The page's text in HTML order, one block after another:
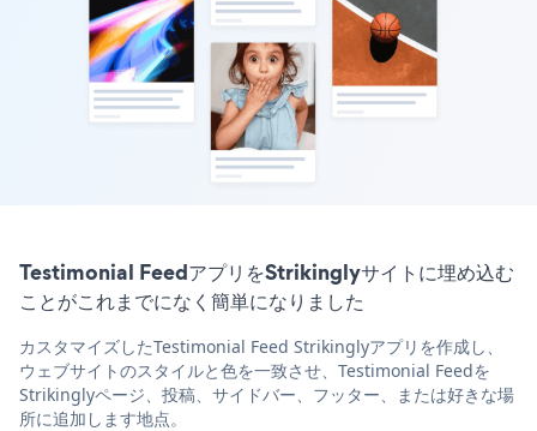
Testimonial FeedアプリをStrikinglyサイトに埋め込む
ことがこれまでになく簡単になりました
カスタマイズしたTestimonial Feed Strikinglyアプリを作成し、
ウェブサイトのスタイルと色を一致させ、Testimonial Feedを
Strikinglyページ、投稿、サイドバー、フッター、または好きな場
所に追加します地点。